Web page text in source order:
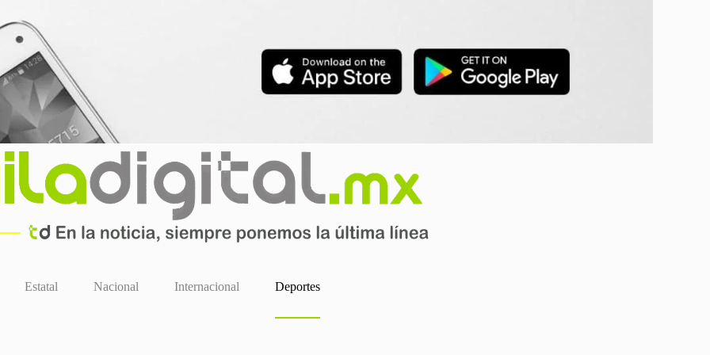
Estatal Nacional Internacional Deportes